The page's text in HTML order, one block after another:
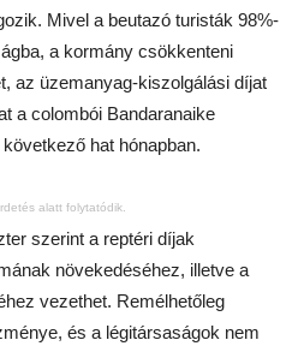
Mivel a beutazó turisták 98%-
a kormány csökkenteni
az üzemanyag-kiszolgálási díjat
a colombói Bandaranaike
következő hat hónapban.
alatt folytatódik.
szerint a reptéri díjak
növekedéséhez, illetve a
vezethet. Remélhetőleg
és a légitársaságok nem